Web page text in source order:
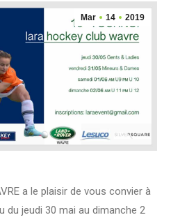
Mar 14 2019
a le plaisir de vous convier à
du jeudi 30 mai au dimanche 2